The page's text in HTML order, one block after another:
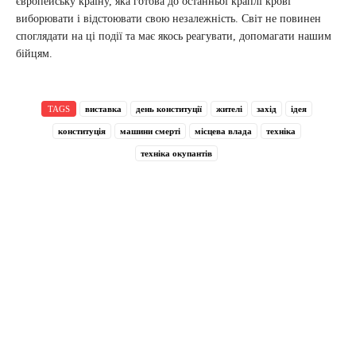
виборювати і відстоювати свою незалежність. Світ не повинен
споглядати на ці події та має якось реагувати, допомагати нашим
бійцям.
TAGS виставка день конституції жителі захід ідея
конституція машини смерті місцева влада техніка
техніка окупантів